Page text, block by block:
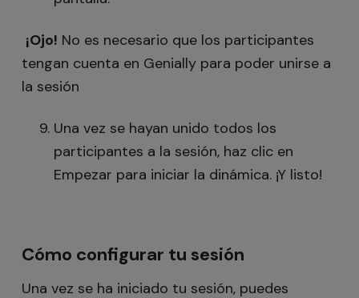
¡Ojo! No es necesario que los participantes
tengan cuenta en Genially para poder unirse a
la sesión
Una vez se hayan unido todos los
participantes a la sesión, haz clic en
Empezar para iniciar la dinámica. ¡Y listo!
Cómo configurar tu sesión
Una vez se ha iniciado tu sesión, puedes